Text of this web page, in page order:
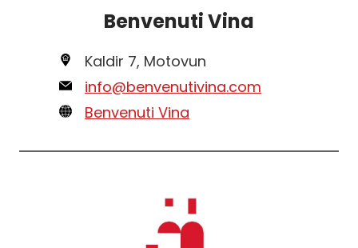
Benvenuti Vina
Kaldir 7, Motovun
info@benvenutivina.com
Benvenuti Vina